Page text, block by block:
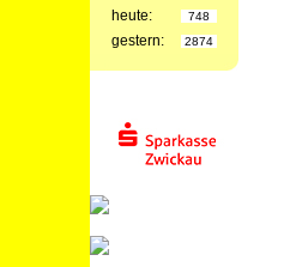
heute: 748
gestern: 2874